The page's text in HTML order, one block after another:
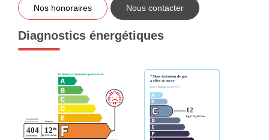
Nos honoraires Nous contacter
Diagnostics énergétiques